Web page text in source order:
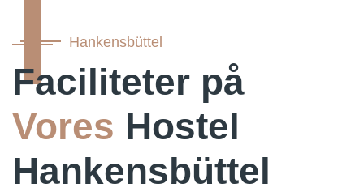
Hankensbüttel
Faciliteter på
Vores Hostel
Hankensbüttel